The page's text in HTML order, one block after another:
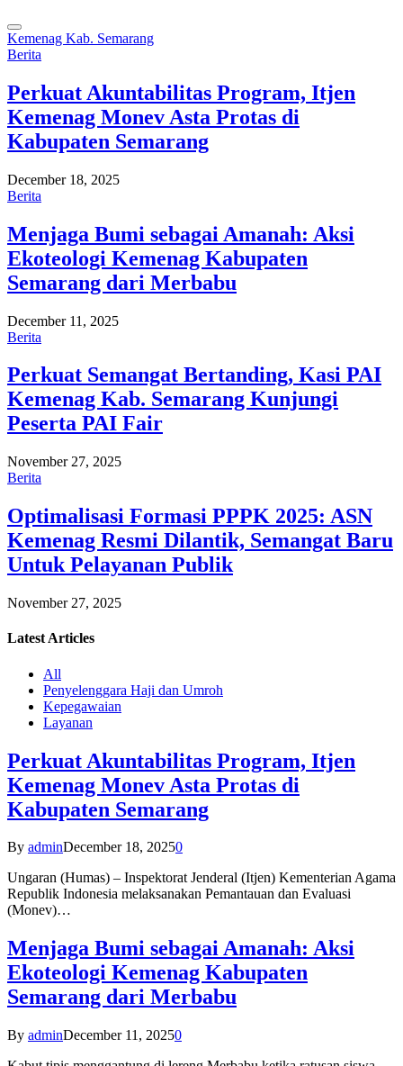
Kemenag Kab. Semarang
Berita
Perkuat Akuntabilitas Program, Itjen
Kemenag Monev Asta Protas di
Kabupaten Semarang
December 18, 2025
Berita
Menjaga Bumi sebagai Amanah: Aksi
Ekoteologi Kemenag Kabupaten
Semarang dari Merbabu
December 11, 2025
Berita
Perkuat Semangat Bertanding, Kasi PAI
Kemenag Kab. Semarang Kunjungi
Peserta PAI Fair
November 27, 2025
Berita
Optimalisasi Formasi PPPK 2025: ASN
Kemenag Resmi Dilantik, Semangat Baru
Untuk Pelayanan Publik
November 27, 2025
Latest Articles
All
Penyelenggara Haji dan Umroh
Kepegawaian
Layanan
Perkuat Akuntabilitas Program, Itjen
Kemenag Monev Asta Protas di
Kabupaten Semarang
By adminDecember 18, 20250
Ungaran (Humas) – Inspektorat Jenderal (Itjen) Kementerian Agama
Republik Indonesia melaksanakan Pemantauan dan Evaluasi
(Monev)…
Menjaga Bumi sebagai Amanah: Aksi
Ekoteologi Kemenag Kabupaten
Semarang dari Merbabu
By adminDecember 11, 20250